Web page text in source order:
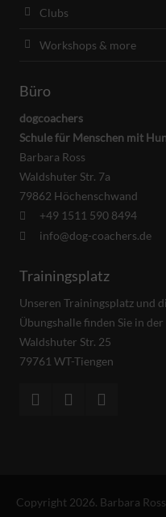
Clubs
Workshops & more
Büro
dogcoachers
Schule für Menschen mit
Barbara Ross
Waldshuter Str. 7a
79862 Höchenschwand
+49 1511 590 8494
info@dog-coachers.de
Trainingsplatz
Unseren Trainingsplatz und
Übungshalle finden Sie in der
Waldshuter Str. 25
79761 WT-Tiengen
Copyright 2026. Barbara